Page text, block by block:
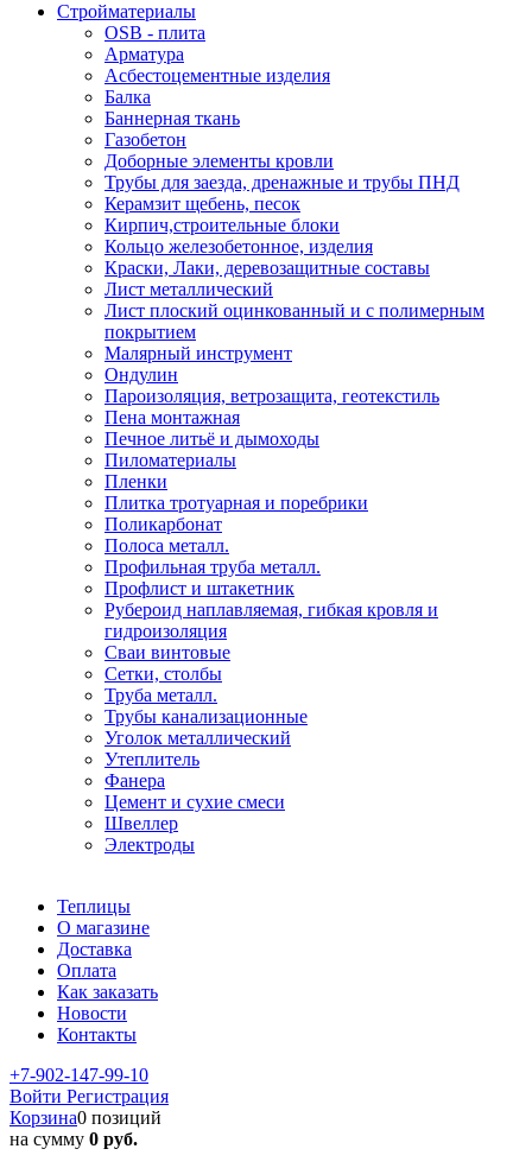
Стройматериалы
OSB - плита
Арматура
Асбестоцементные изделия
Балка
Баннерная ткань
Газобетон
Доборные элементы кровли
Трубы для заезда, дренажные и трубы ПНД
Керамзит щебень, песок
Кирпич,строительные блоки
Кольцо железобетонное, изделия
Краски, Лаки, деревозащитные составы
Лист металлический
Лист плоский оцинкованный и с полимерным
покрытием
Малярный инструмент
Ондулин
Пароизоляция, ветрозащита, геотекстиль
Пена монтажная
Печное литьё и дымоходы
Пиломатериалы
Пленки
Плитка тротуарная и поребрики
Поликарбонат
Полоса металл.
Профильная труба металл.
Профлист и штакетник
Рубероид наплавляемая, гибкая кровля и
гидроизоляция
Сваи винтовые
Сетки, столбы
Труба металл.
Трубы канализационные
Уголок металлический
Утеплитель
Фанера
Цемент и сухие смеси
Швеллер
Электроды
Теплицы
О магазине
Доставка
Оплата
Как заказать
Новости
Контакты
+7-902-147-99-10
Войти Регистрация
Корзина0 позиций
на сумму 0 руб.